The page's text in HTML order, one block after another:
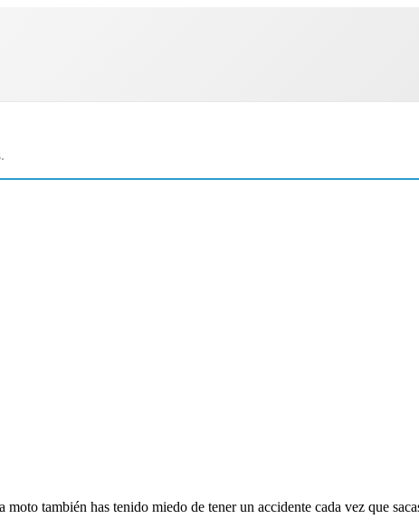
también has tenido miedo de tener un accidente cada vez que